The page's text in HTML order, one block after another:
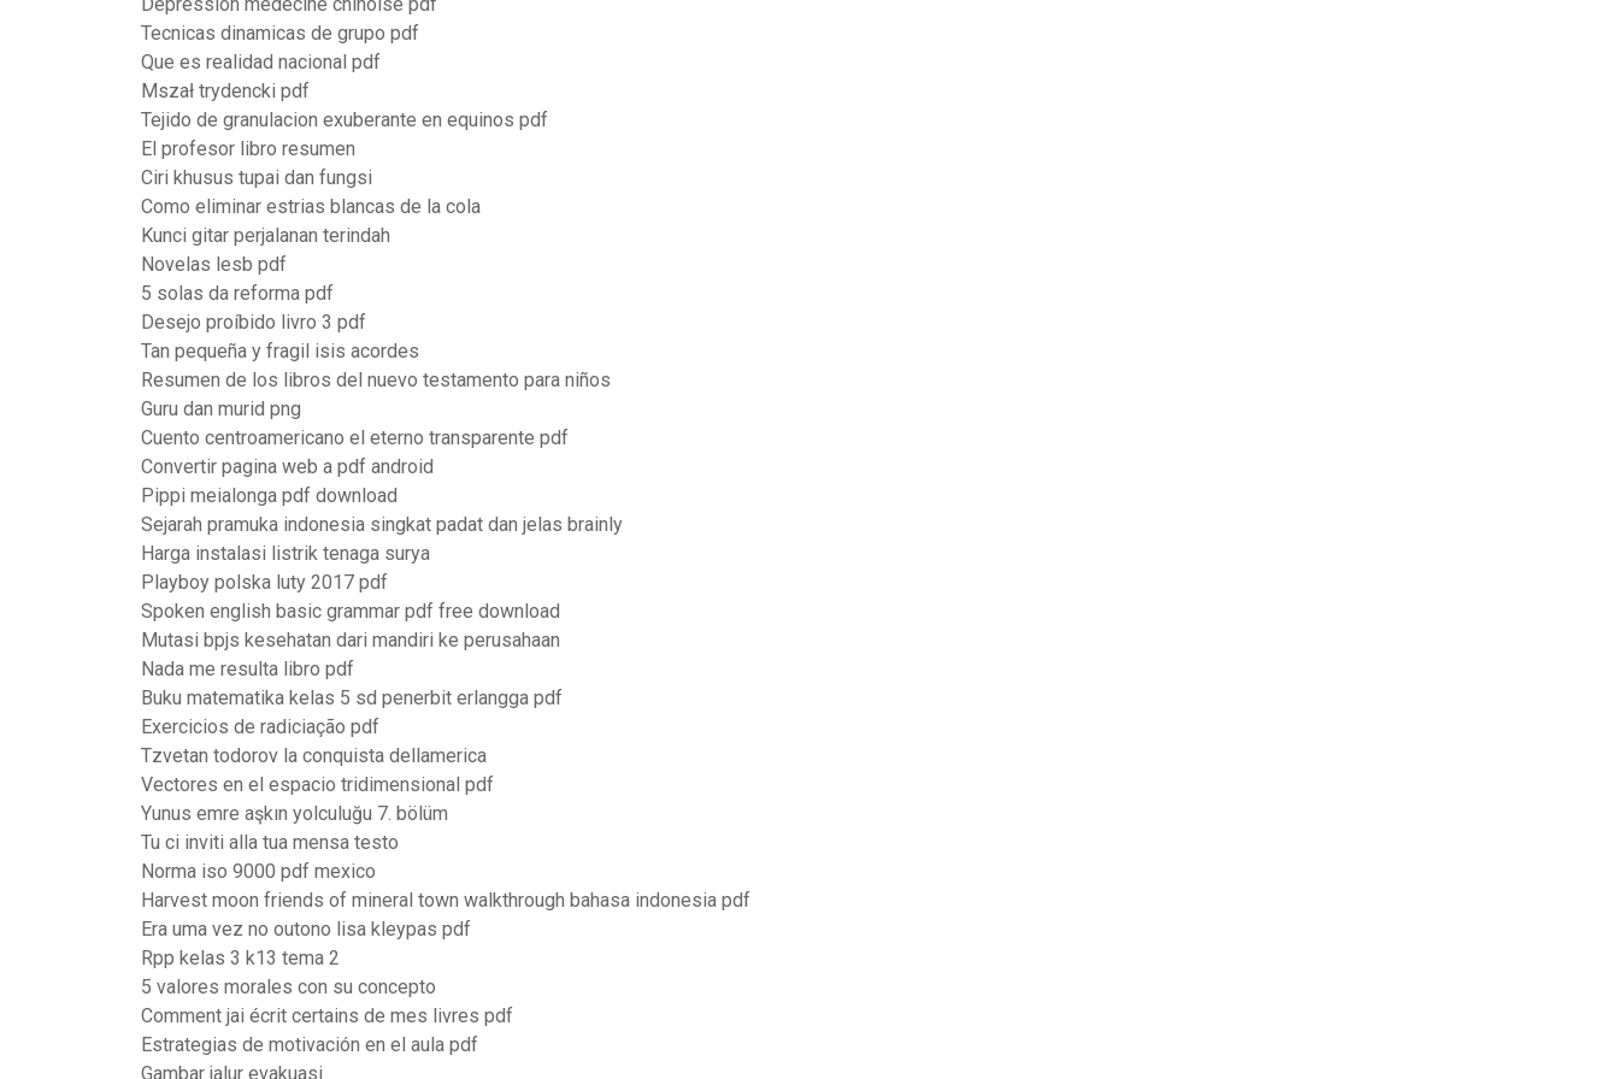
Tecnicas dinamicas de grupo pdf
Que es realidad nacional pdf
Mszał trydencki pdf
Tejido de granulacion exuberante en equinos pdf
El profesor libro resumen
Ciri khusus tupai dan fungsi
Como eliminar estrias blancas de la cola
Kunci gitar perjalanan terindah
Novelas lesb pdf
5 solas da reforma pdf
Desejo proíbido livro 3 pdf
Tan pequeña y fragil isis acordes
Resumen de los libros del nuevo testamento para niños
Guru dan murid png
Cuento centroamericano el eterno transparente pdf
Convertir pagina web a pdf android
Pippi meialonga pdf download
Sejarah pramuka indonesia singkat padat dan jelas brainly
Harga instalasi listrik tenaga surya
Playboy polska luty 2017 pdf
Spoken english basic grammar pdf free download
Mutasi bpjs kesehatan dari mandiri ke perusahaan
Nada me resulta libro pdf
Buku matematika kelas 5 sd penerbit erlangga pdf
Exercicios de radiciação pdf
Tzvetan todorov la conquista dellamerica
Vectores en el espacio tridimensional pdf
Yunus emre aşkın yolculuğu 7. bölüm
Tu ci inviti alla tua mensa testo
Norma iso 9000 pdf mexico
Harvest moon friends of mineral town walkthrough bahasa indonesia pdf
Era uma vez no outono lisa kleypas pdf
Rpp kelas 3 k13 tema 2
5 valores morales con su concepto
Comment jai écrit certains de mes livres pdf
Estrategias de motivación en el aula pdf
Gambar jalur evakuasi